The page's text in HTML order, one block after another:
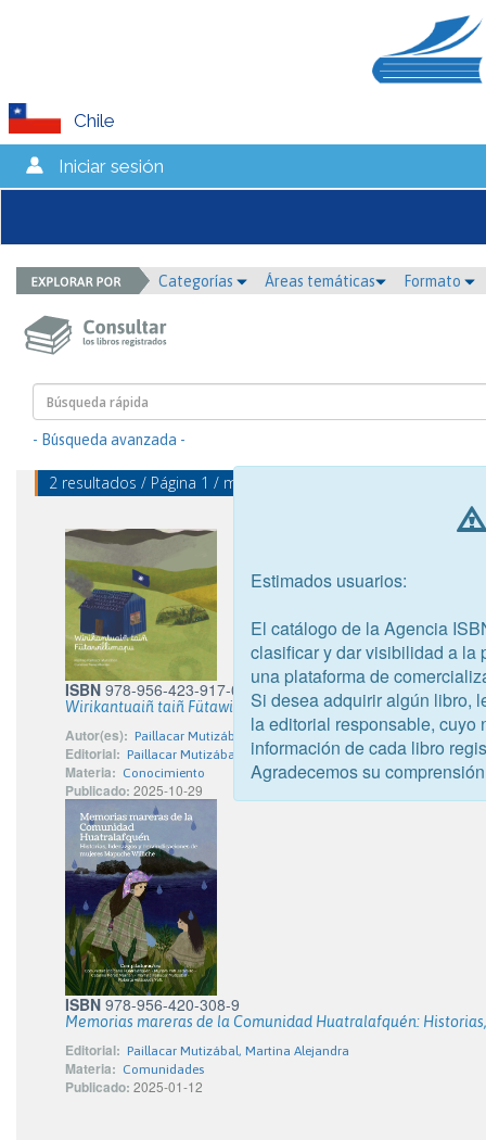
Chile
Iniciar sesión
Categorías Áreas temáticas Formato
- Búsqueda avanzada -
2 resultados / Página 1 / mostrando 1 - 2
ISBN 978-956-423-917-0
Wirikantuaiñ taiñ Fütawillimapu
Autor(es): Paillacar Mutizábal, Martina Alejandra; Pérez Marrián,
Editorial: Paillacar Mutizábal, Martina Alejandra
Materia: Conocimiento
Publicado: 2025-10-29
ISBN 978-956-420-308-9
Memorias mareras de la Comunidad Huatralafquén:
Editorial: Paillacar Mutizábal, Martina Alejandra
Materia: Comunidades
Publicado: 2025-01-12
Estimados usuarios:
El catálogo de la Agencia
clasificar y dar visibilidad a la
una plataforma de
Si desea adquirir algún libro,
la editorial responsable, cuyo
información de cada libro
Agradecemos su